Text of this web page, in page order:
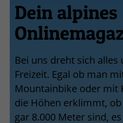
Dein alpines
Bei uns dreht sich
Freizeit. Egal ob man
Mountainbike oder mit
die Höhen erklimmt,
gar 8.000 Meter sind,